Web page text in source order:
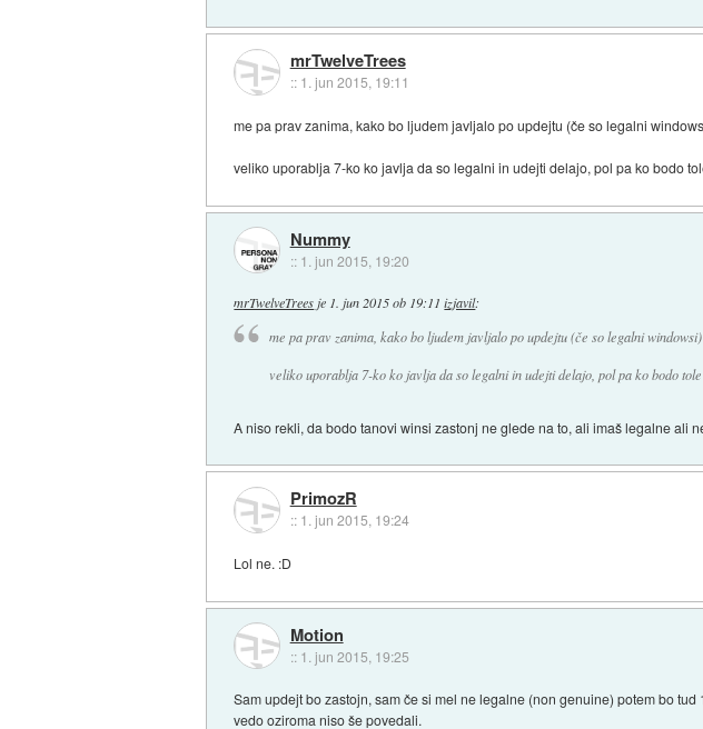
mrTwelveTrees
:: 1. jun 2015, 19:11
me pa prav zanima, kako bo ljudem javljalo po updejtu (če so legalni
veliko uporablja 7-ko ko javlja da so legalni in udejti delajo, pol pa ko bodo
Nummy
:: 1. jun 2015, 19:20
mrTwelveTreesje 1. jun 2015 ob 19:11 izjavil:
me pa prav zanima, kako bo ljudem javljalo po updejtu (če so legalni windowsi)
veliko uporablja 7-ko ko javlja da so legalni in udejti delajo, pol pa ko bodo
A niso rekli, da bodo tanovi winsi zastonj ne glede na to, ali imaš legalne ali
PrimozR
:: 1. jun 2015, 19:24
Lol ne. :D
Motion
:: 1. jun 2015, 19:25
Sam updejt bo zastojn, sam če si mel ne legalne (non genuine) potem bo
vedo oziroma niso še povedali.